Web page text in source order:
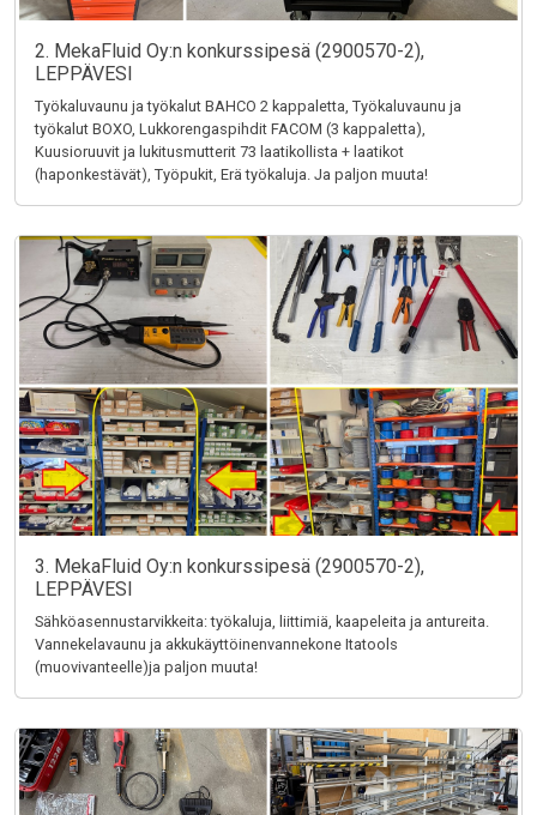
2. MekaFluid Oy:n konkurssipesä (2900570-2),
LEPPÄVESI
Työkaluvaunu ja työkalut BAHCO 2 kappaletta, Työkaluvaunu ja
työkalut BOXO, Lukkorengaspihdit FACOM (3 kappaletta),
Kuusioruuvit ja lukitusmutterit 73 laatikollista + laatikot
(haponkestävät), Työpukit, Erä työkaluja. Ja paljon muuta!
3. MekaFluid Oy:n konkurssipesä (2900570-2),
LEPPÄVESI
Sähköasennustarvikkeita: työkaluja, liittimiä, kaapeleita ja antureita.
Vannekelavaunu ja akkukäyttöinenvannekone Itatools
(muovivanteelle)ja paljon muuta!